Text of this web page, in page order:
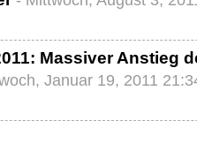
Massiver Anstieg
Januar 19, 2011